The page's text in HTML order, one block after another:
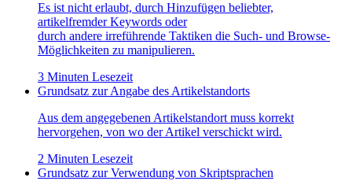
Es ist nicht erlaubt, durch Hinzufügen beliebter,
artikelfremder Keywords oder
durch andere irreführende Taktiken die Such- und Browse-
Möglichkeiten zu manipulieren.
3 Minuten Lesezeit
Grundsatz zur Angabe des Artikelstandorts
Aus dem angegebenen Artikelstandort muss korrekt
hervorgehen, von wo der Artikel verschickt wird.
2 Minuten Lesezeit
Grundsatz zur Verwendung von Skriptsprachen